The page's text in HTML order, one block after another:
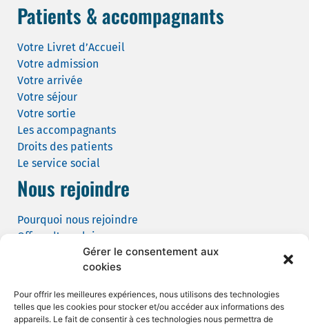
Gérer le consentement aux
cookies
Pour offrir les meilleures expériences, nous utilisons des technologies
telles que les cookies pour stocker et/ou accéder aux informations des
appareils. Le fait de consentir à ces technologies nous permettra de
Patients & accompagnants
Votre Livret d’Accueil
Votre admission
Votre arrivée
Votre séjour
Votre sortie
Les accompagnants
Droits des patients
Le service social
Nous rejoindre
Pourquoi nous rejoindre
Offres d’emploi
Candidature spontanée
Demande de tournage